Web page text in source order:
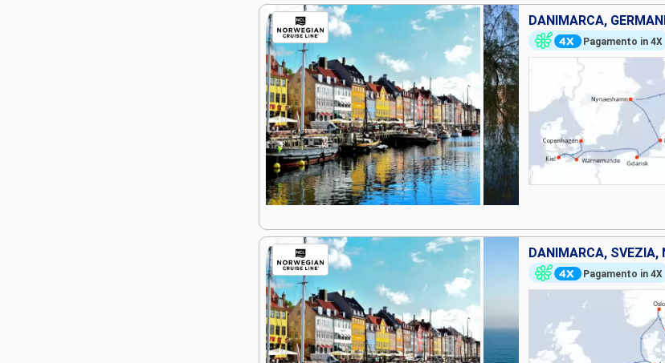
Pagamento in 4X
Pagamento in 4X